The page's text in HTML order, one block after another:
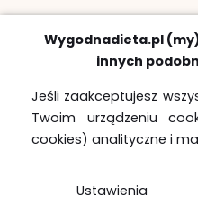
Metody
Strefy
Wygodnadieta.pl
innych
Jeśli zaakceptujesz
Twoim urządzeniu
cookies) analityczne i
Ustawienia